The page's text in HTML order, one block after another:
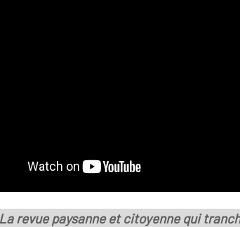
revue paysanne et citoyenne qui